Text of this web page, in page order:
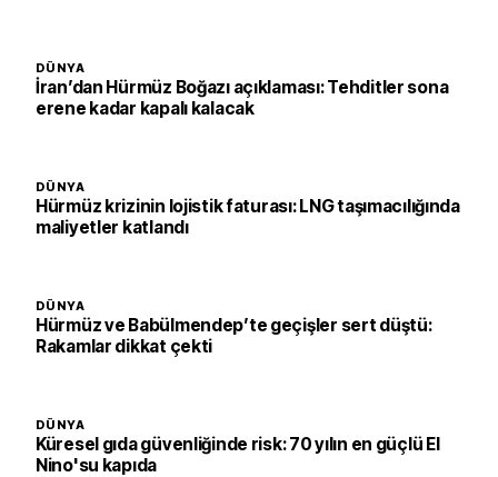
DÜNYA
İran’dan Hürmüz Boğazı açıklaması: Tehditler sona
erene kadar kapalı kalacak
DÜNYA
Hürmüz krizinin lojistik faturası: LNG taşımacılığında
maliyetler katlandı
DÜNYA
Hürmüz ve Babülmendep’te geçişler sert düştü:
Rakamlar dikkat çekti
DÜNYA
Küresel gıda güvenliğinde risk: 70 yılın en güçlü El
Nino'su kapıda